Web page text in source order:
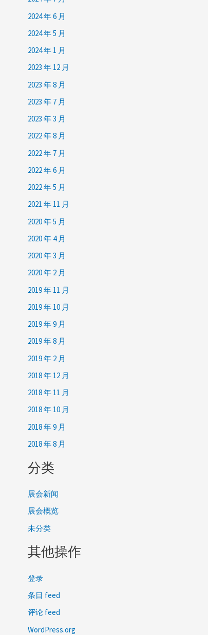
2024 年 6 月
2024 年 5 月
2024 年 1 月
2023 年 12 月
2023 年 8 月
2023 年 7 月
2023 年 3 月
2022 年 8 月
2022 年 7 月
2022 年 6 月
2022 年 5 月
2021 年 11 月
2020 年 5 月
2020 年 4 月
2020 年 3 月
2020 年 2 月
2019 年 11 月
2019 年 10 月
2019 年 9 月
2019 年 8 月
2019 年 2 月
2018 年 12 月
2018 年 11 月
2018 年 10 月
2018 年 9 月
2018 年 8 月
分类
展会新闻
展会概览
未分类
其他操作
登录
条目 feed
评论 feed
WordPress.org